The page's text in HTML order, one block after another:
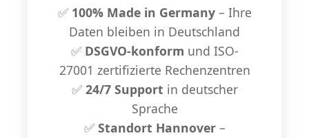
✅ 100% Made in Germany– Ihre
Daten bleiben in Deutschland
✅ DSGVO-konform und ISO-
27001 zertifizierte Rechenzentren
✅ 24/7 Support in deutscher
Sprache
✅ Standort Hannover–